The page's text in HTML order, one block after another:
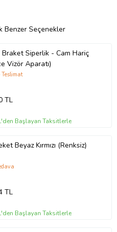
Benzer Seçenekler
Braket Siperlik - Cam Hariç
Vizör Aparatı)
Teslimat
TL
Başlayan Taksitlerle
Beyaz Kırmızı (Renksiz)
TL
Başlayan Taksitlerle